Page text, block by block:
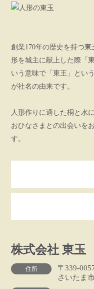
創業170年の歴史を持つ
形を城主に献上した際「
いう意味で「東王」とい
が社名の由来です。
人形作りに適した桐と水
おひなさまとの出会いを
す。
株式会社 東玉
住所
〒339-
さいたま